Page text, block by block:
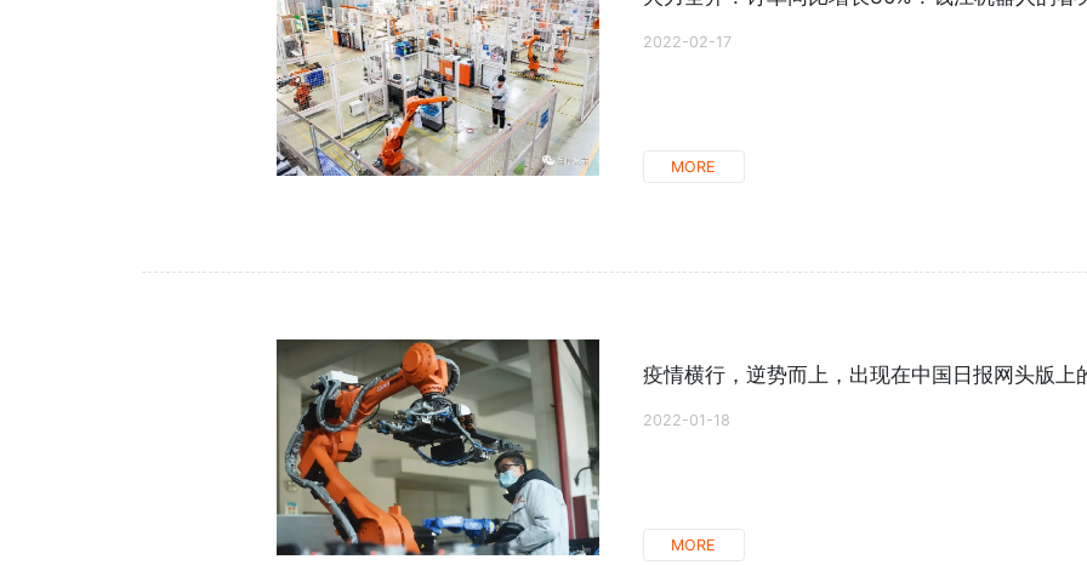
2022-02-17
MORE
疫情横行，逆势而上，出现在中国日报网头版上
2022-01-18
MORE